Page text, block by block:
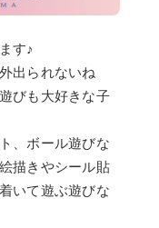
す♪
出られないね
びも大好きな子
、ボール遊びな
描きやシール貼
いて遊ぶ遊びな